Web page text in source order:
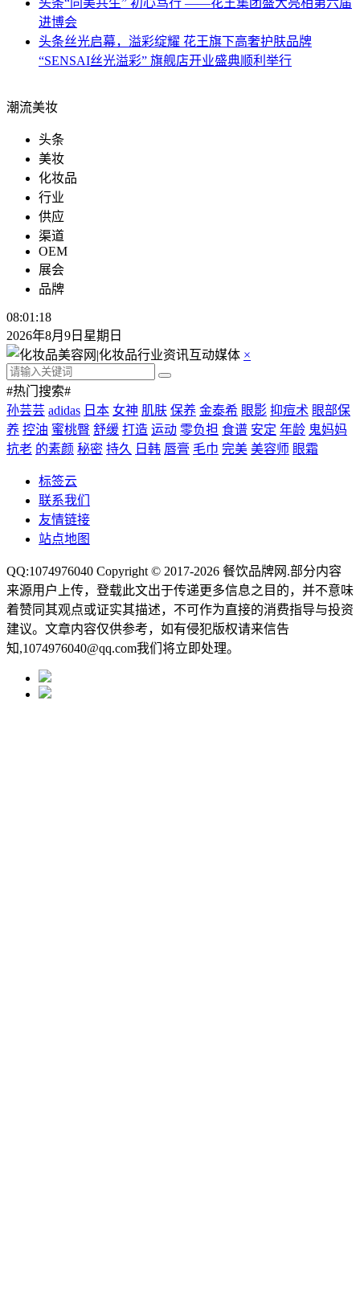
头条“同美共生” 初心笃行 ——花王集团盛大亮相第六届
进博会
头条丝光启幕，溢彩绽耀 花王旗下高奢护肤品牌
“SENSAI丝光溢彩” 旗舰店开业盛典顺利举行
潮流美妆
头条
美妆
化妆品
行业
供应
渠道
OEM
展会
品牌
08:01:19
2026年8月9日星期日
×
#热门搜索#
孙芸芸 adidas 日本 女神 肌肤 保养 金泰希 眼影 抑痘术 眼部保
养 控油 蜜桃臀 舒缓 打造 运动 零负担 食谱 安定 年龄 鬼妈妈
抗老 的素颜 秘密 持久 日韩 唇膏 毛巾 完美 美容师 眼霜
标签云
联系我们
友情链接
站点地图
QQ:1074976040 Copyright © 2017-2026 餐饮品牌网 .部分内容
来源用户上传，登载此文出于传递更多信息之目的，并不意味
着赞同其观点或证实其描述，不可作为直接的消费指导与投资
建议。文章内容仅供参考，如有侵犯版权请来信告
知,1074976040@qq.com我们将立即处理。